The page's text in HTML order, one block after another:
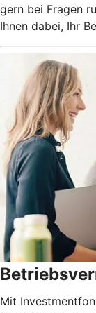
gern bei Fragen
Ihnen dabei, Ihr
Mit